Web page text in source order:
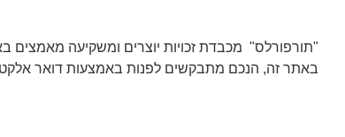
"תורפורלס" מכבדת זכויות יוצרים ומשקיעה מאמצים
באתר זה, הנכם מתבקשים לפנות באמצעות דואר